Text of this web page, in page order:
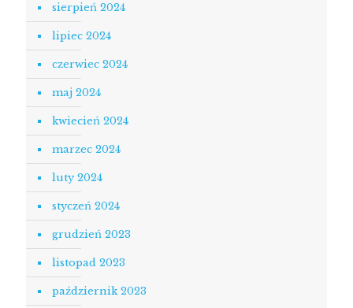
sierpień 2024
lipiec 2024
czerwiec 2024
maj 2024
kwiecień 2024
marzec 2024
luty 2024
styczeń 2024
grudzień 2023
listopad 2023
październik 2023